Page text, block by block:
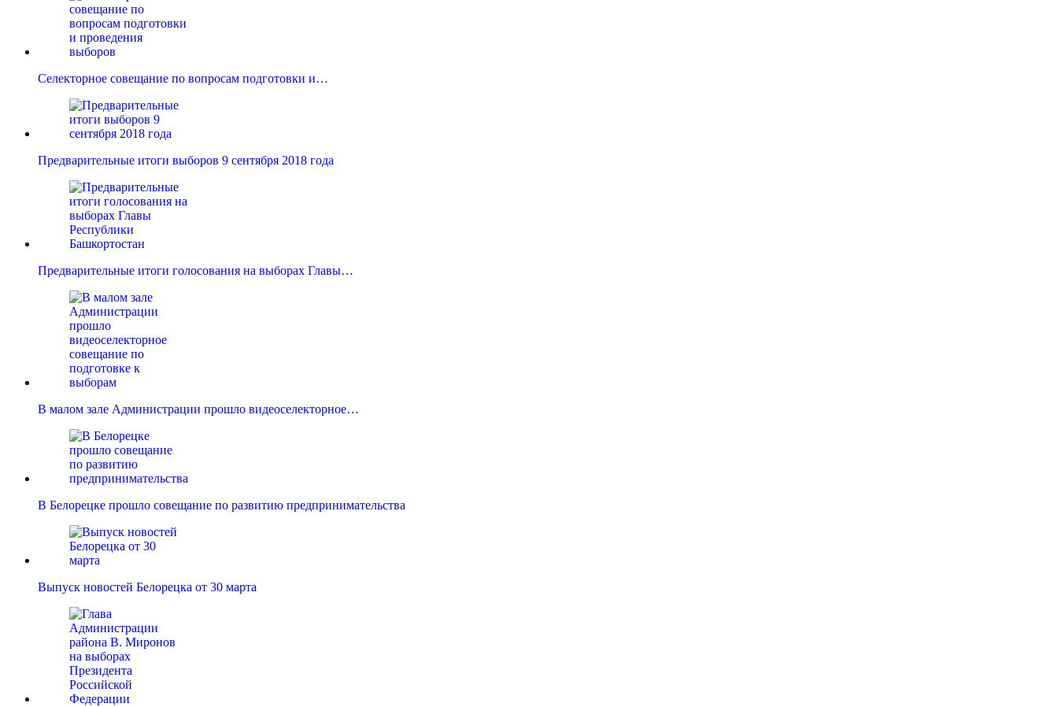
Селекторное совещание по вопросам подготовки и…
Предварительные итоги выборов 9 сентября 2018 года
Предварительные итоги голосования на выборах Главы…
В малом зале Администрации прошло видеоселекторное…
В Белорецке прошло совещание по развитию предпринимательства
Выпуск новостей Белорецка от 30 марта